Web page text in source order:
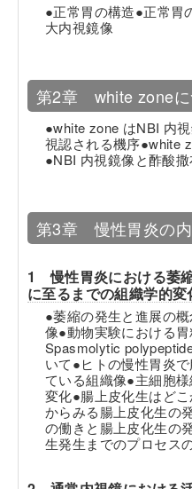
●正常胃の構造●正常胃
大内視鏡像
第2章 white zoneに
●white zone はNBI 内
視認される機序●white
●NBI 内視鏡像と酢酸
第3章 慢性胃炎の
1 慢性胃炎における萎
に至るまでの組織学的変
●萎縮の発生と進展の
像●動物実験における
Spasmolytic
いて●ヒトの慢性胃炎
ている組織像●主細胞
変化●腸上皮化生はど
からみる腸上皮化生の
の働きと腸上皮化生の
生発生までのプロセス